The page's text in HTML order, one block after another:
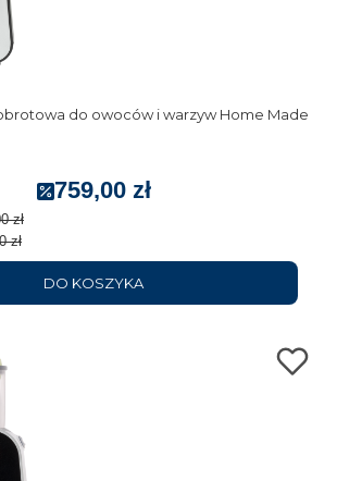
do owoców i warzyw Home Made
759,00 zł
zł
zł
DO KOSZYKA